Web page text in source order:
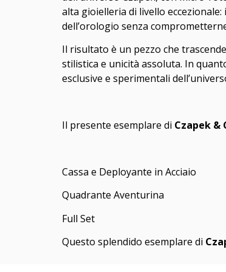
alta gioielleria di livello
dell’orologio senza
Il risultato è un pezzo che
stilistica e unicità assoluta. In
esclusive e sperimentali
Il presente esemplare di Czapek &
Cassa e Deployante in Acciaio
Quadrante Aventurina
Full Set
Questo splendido esemplare di